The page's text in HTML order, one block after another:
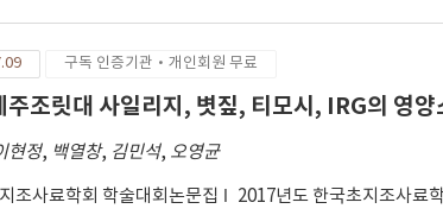
구독 인증기관·개인회원 무료
주조릿대 사일리지, 볏짚, 티모시, IRG의 영
현정, 백열창, 김민석, 오영균
조사료학회 학술대회논문집 2017년도 한국초지조사료